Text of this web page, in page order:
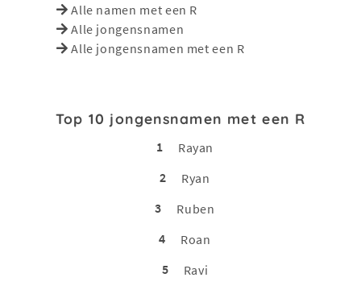
Alle namen met een R
Alle jongensnamen
Alle jongensnamen met een R
Top 10 jongensnamen met een R
1
Rayan
2
Ryan
3
Ruben
4
Roan
5
Ravi